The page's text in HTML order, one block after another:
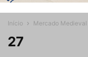
Início Mercado
27